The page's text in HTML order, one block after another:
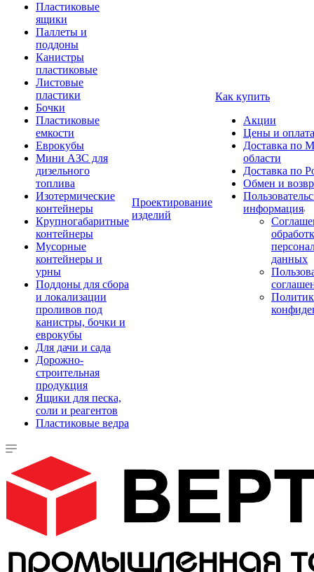
Пластиковые
ящики
Паллеты и
поддоны
Канистры
пластиковые
Листовые
пластики
Бочки
Пластиковые
емкости
Еврокубы
Мини АЗС для
дизельного
топлива
Изотермические
контейнеры
Крупногабаритные
контейнеры
Мусорные
контейнеры и
урны
Поддоны для сбора
и локализации
проливов под
канистры, бочки и
еврокубы
Для дачи и сада
Дорожно-
строительная
продукция
Ящики для песка,
соли и реагентов
Пластиковые ведра
Проектирование
изделий
Как купить
Акции
Цены и оплата
Доставка по
области
Доставка по
Обмен и
информация
данных